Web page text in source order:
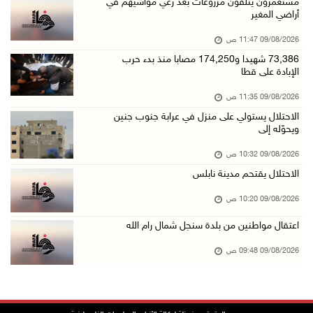
الاحتلال يقتحم مدينة نابلس
09/آب/2026 10:20 ص
وفاة شابة متأثرة بإصابتها جراء حادث سير قرب ج ...
09/آب/2026 10:02 ص
اعتقال مواطنين من بلدة سنجل شمال رام الله
09/آب/2026 09:48 ص
قوات الاحتلال تنصب حاجزا عسكريا عند مدخل قرية ...
جيش الاحتلال يواصل نسف المنازل واستهداف خيام ...
مستعمرون يتلفون مزروعات بعد رعي مواشيهم في
أراضي المغير
09/08/2026 11:47 ص
73,386 شهيدا و174,250 مصابا منذ بدء حرب
الإبادة على قطا
09/08/2026 11:35 ص
الاحتلال يستولي على منزل في عرابة جنوب جنين
ويحوّله إلى
09/08/2026 10:32 ص
الاحتلال يقتحم مدينة نابلس
09/08/2026 10:20 ص
اعتقال مواطنين من بلدة سنجل شمال رام الله
09/08/2026 09:48 ص